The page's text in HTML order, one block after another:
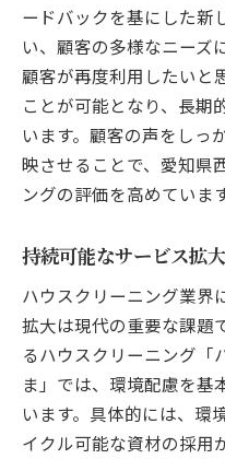
化
革新的なプロ
地域密着型の
お客様に最適化さ
案方法
ニーズ把握のた
価格設定の透
清掃の専門家
カスタマイズ
お客様の声を
ードバックを基にした新
い、顧客の多様なニーズ
顧客が再度利用したいと
ことが可能となり、長期
います。顧客の声をしっ
映させることで、愛知県
ングの評価を高めています
持続可能なサービス拡
ハウスクリーニング業界
拡大は現代の重要な課題
るハウスクリーニング「
ま」では、環境配慮を基
います。具体的には、環
イクル可能な資材の採用